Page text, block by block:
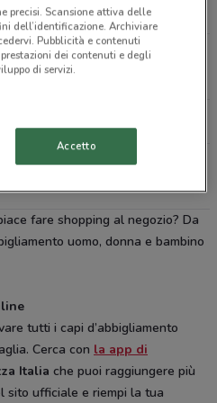
fare shopping al negozio? Da
uomo, donna e bambino
tutti i capi d’abbigliamento
Cerca con la app di
Italia che puoi raggiungere più
sito ufficiale e riempi la tua
precisi. Scansione attiva delle
dell’identificazione. Archiviare
Pubblicità e contenuti
dei contenuti e degli
di servizi.
Accetto